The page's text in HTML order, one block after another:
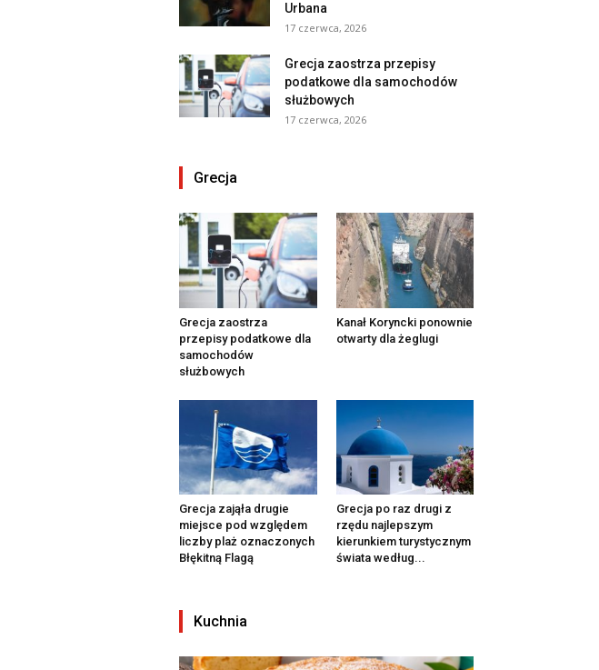
Urbana
17 czerwca, 2026
Grecja zaostrza przepisy
podatkowe dla samochodów
służbowych
17 czerwca, 2026
Grecja
Grecja zaostrza
przepisy podatkowe dla
samochodów
służbowych
Kanał Koryncki ponownie
otwarty dla żeglugi
Grecja zająła drugie
miejsce pod względem
liczby plaż oznaczonych
Błękitną Flagą
Grecja po raz drugi z
rzędu najlepszym
kierunkiem turystycznym
świata według...
Kuchnia